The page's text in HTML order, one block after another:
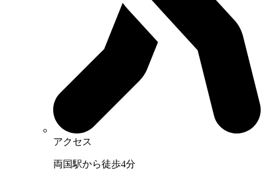
アクセス
両国駅から徒歩4分